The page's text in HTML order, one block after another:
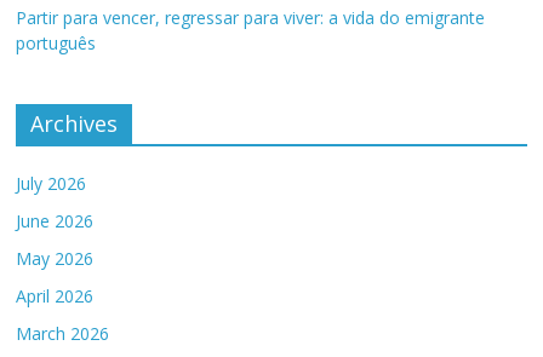
Partir para vencer, regressar para viver: a vida do emigrante
português
Archives
July 2026
June 2026
May 2026
April 2026
March 2026